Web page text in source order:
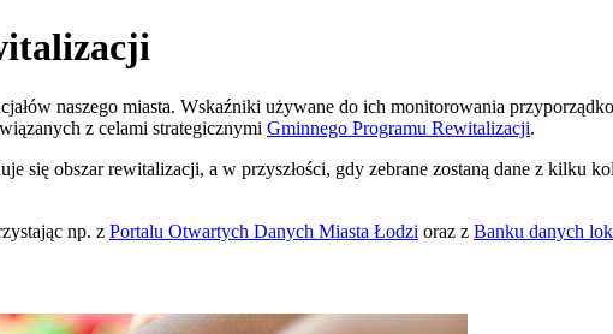
naszego miasta. Wskaźniki używane do ich monitorowania
z celami strategicznymi Gminnego Programu Rewitalizacji.
się obszar rewitalizacji, a w przyszłości, gdy zebrane zostaną dane z kilku
np. z Portalu Otwartych Danych Miasta Łodzi oraz z Banku danych